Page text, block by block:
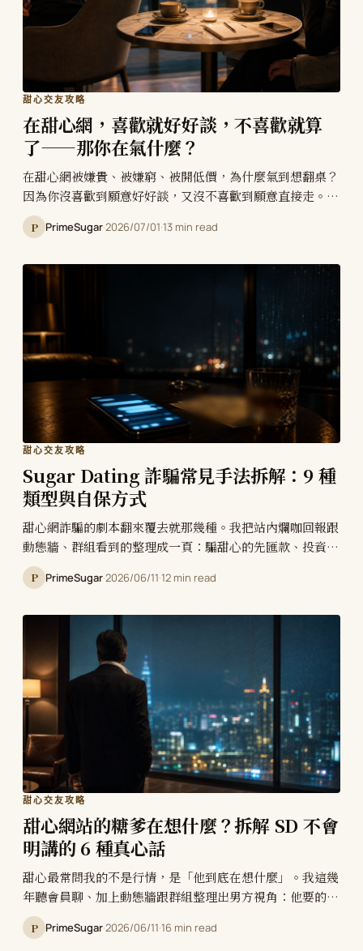
甜心交友攻略
在甜心網，喜歡就好好談，不喜歡就算
了——那你在氣什麼？
在甜心網被嫌貴、被嫌窮、被開低價，為什麼氣到想翻桌？
因為你沒喜歡到願意好好談，又沒不喜歡到願意直接走。先
撇開錢問一句：這個人其他面向，我到底喜不喜歡？不喜歡
就換下一個；喜歡就把落差攤開談。
P PrimeSugar·2026/07/01·13 min read
甜心交友攻略
Sugar Dating 詐騙常見手法拆解：9 種
類型與自保方式
甜心網詐騙的劇本翻來覆去就那幾種。我把站內爛咖回報跟
動態牆、群組看到的整理成一頁：騙甜心的先匯款、投資殺
豬盤、假醫美情境詐騙，騙糖爹的借錢套錢、代聊茶莊、仙
人跳、假懷孕告性侵勒索，9 種常見類型逐一拆解，最後給
P PrimeSugar·2026/06/11·12 min read
甜心交友攻略
甜心網站的糖爹在想什麼？拆解 SD 不會
明講的 6 種真心話
甜心最常問我的不是行情，是「他到底在想什麼」。我這幾
年聽會員聊、加上動態牆跟群組整理出男方視角：他要的其
實不是身體，是情緒價值、是逃離婚姻的「理所當然」、是
「沒有壓力」的被需要感。6 種 SD 不會明講的真心話一次
P PrimeSugar·2026/06/11·16 min read